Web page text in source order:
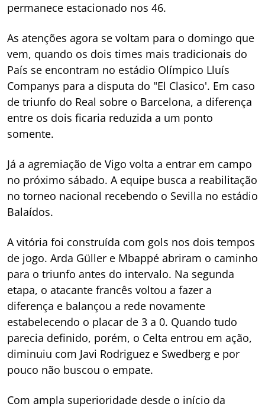
permanece estacionado nos 46.
As atenções agora se voltam para o domingo que
vem, quando os dois times mais tradicionais do
País se encontram no estádio Olímpico Lluís
Companys para a disputa do "El Clasico'. Em caso
de triunfo do Real sobre o Barcelona, a diferença
entre os dois ficaria reduzida a um ponto
somente.
Já a agremiação de Vigo volta a entrar em campo
no próximo sábado. A equipe busca a reabilitação
no torneo nacional recebendo o Sevilla no estádio
Balaídos.
A vitória foi construída com gols nos dois tempos
de jogo. Arda Güller e Mbappé abriram o caminho
para o triunfo antes do intervalo. Na segunda
etapa, o atacante francês voltou a fazer a
diferença e balançou a rede novamente
estabelecendo o placar de 3 a 0. Quando tudo
parecia definido, porém, o Celta entrou em ação,
diminuiu com Javi Rodriguez e Swedberg e por
pouco não buscou o empate.
Com ampla superioridade desde o início da